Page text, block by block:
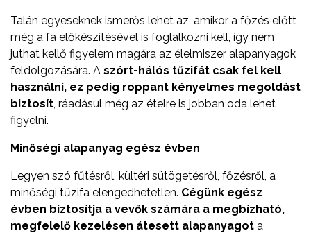
Talán egyeseknek ismerős lehet az, amikor a főzés előtt
még a fa előkészítésével is foglalkozni kell, így nem
juthat kellő figyelem magára az élelmiszer alapanyagok
feldolgozására. A szórt-hálós tűzifát csak fel kell
használni, ez pedig roppant kényelmes megoldást
biztosít , ráadásul még az ételre is jobban oda lehet
figyelni.
Minőségi alapanyag egész évben
Legyen szó fűtésről, kültéri sütögetésről, főzésről, a
minőségi tűzifa elengedhetetlen. Cégünk egész
évben biztosítja a vevők számára a megbízható,
megfelelő kezelésen átesett alapanyagot a